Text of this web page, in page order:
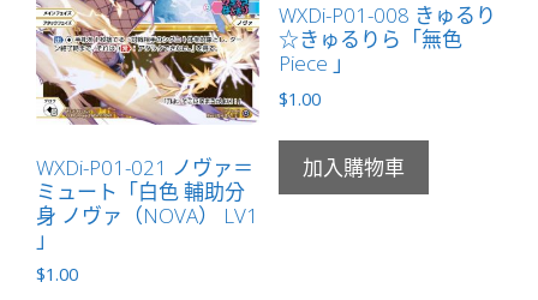
WXDi-P01-021 ノヴァ＝
ミュート「白色 輔助分
身 ノヴァ（NOVA） LV1
」
$1.00
WXDi-P01-008 きゅるり
☆きゅるりら「無色
Piece 」
$1.00
加入購物車